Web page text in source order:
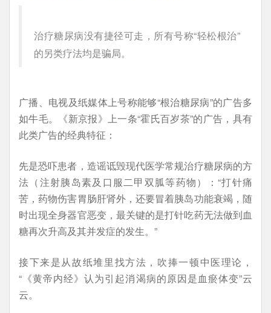
治疗糖尿病没有捷径可走，所有号称“轻松根治”
的另类疗法均是骗局。
广播、电视及纸媒体上号称能够“根治糖尿病”的广告多
如牛毛。《新京报》上一条“霍氏百岁茶”的广告，具有
此类广告的经典特征：
先是恐吓患者，造谣诋毁现代医学常规治疗糖尿病的方
法（注射胰岛素及口服二甲双胍等药物）：“打针痛
苦，药物伤害胃肠肝肾外，还要冒着胰岛功能衰竭，随
时出现全身器官恶变，最关键的是打针吃药无法做到血
糖再次升高及其并发症的发生。”
接下来是从故纸堆里找方法，吹捧一顿中医理论，
“《黄帝内经》认为引起消渴病的原因是血瘀体变”云
云。